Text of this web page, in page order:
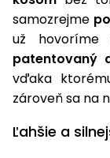
samozrejme
už hovoríme
patentovaný
vďaka
zároveň sa na
Ľahšie a